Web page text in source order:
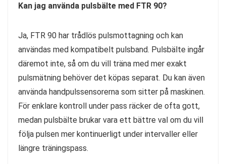
Kan jag använda pulsbälte med FTR 90?
Ja, FTR 90 har trådlös pulsmottagning och kan
användas med kompatibelt pulsband. Pulsbälte ingår
däremot inte, så om du vill träna med mer exakt
pulsmätning behöver det köpas separat. Du kan även
använda handpulssensorerna som sitter på maskinen.
För enklare kontroll under pass räcker de ofta gott,
medan pulsbälte brukar vara ett bättre val om du vill
följa pulsen mer kontinuerligt under intervaller eller
längre träningspass.